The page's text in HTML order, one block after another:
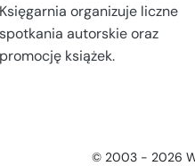
Księgarnia organizuje liczne
spotkania autorskie oraz
promocję książek.
© 2003 - 2026